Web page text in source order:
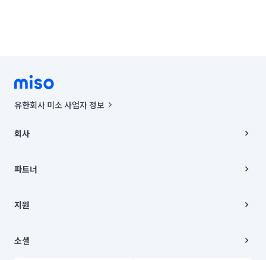
유한회사 미소 사업자 정보
00019 |
주소 | 본사: 서울특별시 종로구 율곡로 6(중학동, 트윈트리빌딩) B동 5층
컨택센터 : 서울특별시 종로구 수송동 율곡로 24, 7층, 8층 미소
상품, 상품정보, 거래에 관한 의무와 책임은 거래당사자에게 있습니다.
언론 보도 관련 문의:
© 유한회사 미소. Miso, Inc. All Rights Reserved.
회사
채용
파트너
이사
지원
이용약관
소셜